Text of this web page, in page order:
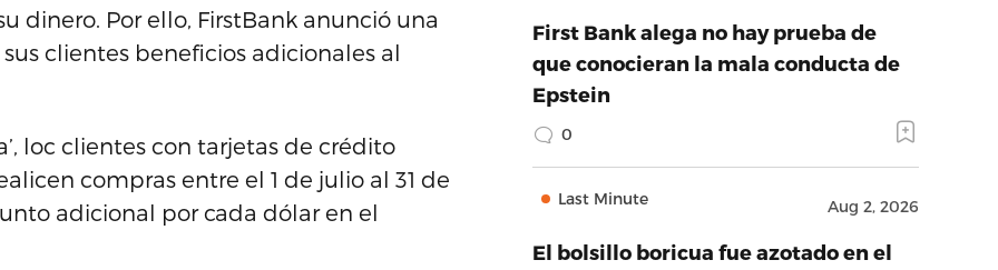
dinero. Por ello, FirstBank anunció una
clientes beneficios adicionales al
loc clientes con tarjetas de crédito
compras entre el 1 de julio al 31 de
adicional por cada dólar en el
First Bank alega no hay prueba de
que conocieran la mala conducta de
Epstein
0
Last Minute Aug 2, 2026
El bolsillo boricua fue azotado en el